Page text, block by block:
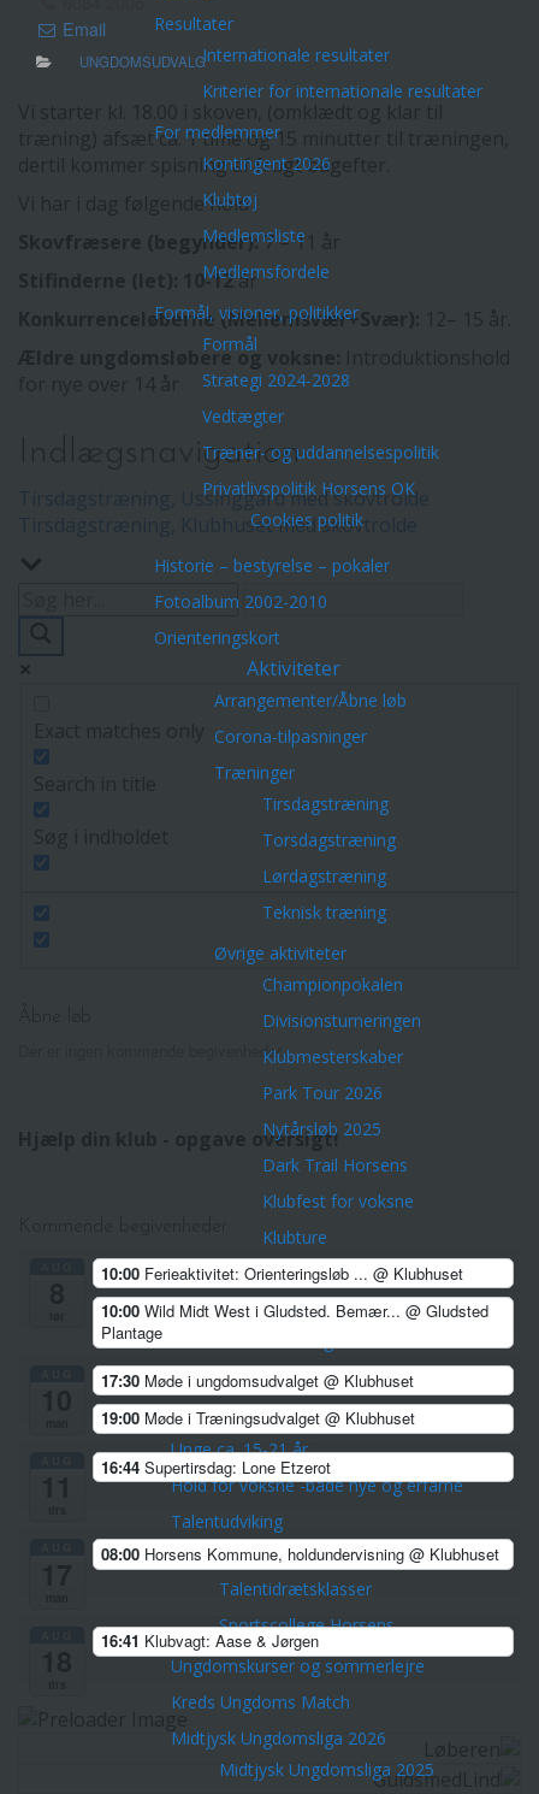
Resultater
Internationale resultater
Kriterier for internationale resultater
For medlemmer
Kontingent 2026
Klubtøj
Medlemsliste
Medlemsfordele
Formål, visioner, politikker
Formål
Strategi 2024-2028
Vedtægter
Træner- og uddannelsespolitik
Privatlivspolitik Horsens OK
Cookies politik
Historie – bestyrelse – pokaler
Fotoalbum 2002-2010
Orienteringskort
Aktiviteter
Arrangementer/Åbne løb
Corona-tilpasninger
Træninger
Tirsdagstræning
Torsdagstræning
Lørdagstræning
Teknisk træning
Øvrige aktiviteter
Championpokalen
Divisionsturneringen
Klubmesterskaber
Park Tour 2026
Nytårsløb 2025
Dark Trail Horsens
Klubfest for voksne
Klubture
Veteranerne
Børn & Unge
Stifindere 9-11 år
Konkurrenceløbere 12-14 år
Unge ca. 15-21 år
Hold for voksne -både nye og erfarne
Talentudviking
TalentCenter Midt
Talentidrætsklasser
Sportscollege Horsens
Ungdomskurser og sommerlejre
Kreds Ungdoms Match
Midtjysk Ungdomsliga 2026
Midtjysk Ungdomsliga 2025
Email
UNGDOMSUDVALG
træning) afsæt ca. 1 time og 15 minutter til træningen,
dertil kommer spisning af frugt bagefter.
Vi har i dag følgende hold
Skovfræsere (begynder):7 – 11 år
Stifinderne (let): 10-12år
Konkurrenceløberne (Mellemsvær+Svær):
Ældre ungdomsløbere og voksne:
Indlægsnavigation
Tirsdagstræning, Ussinggård med skovtrolde
Tirsdagstræning, Klubhuset med skovtrolde
Der er ingen kommende begivenheder.
Hjælp din klub - opgave oversigt!
10:00 Ferieaktivitet: Orienteringsløb ... @ Klubhuset
10:00 Wild Midt West i Gludsted. Bemær... @ Gludsted
Plantage
17:30 Møde i ungdomsudvalget @ Klubhuset
19:00 Møde i Træningsudvalget @ Klubhuset
16:44 Supertirsdag: Lone Etzerot
08:00 Horsens Kommune, holdundervisning @ Klubhuset
16:41 Klubvagt: Aase & Jørgen